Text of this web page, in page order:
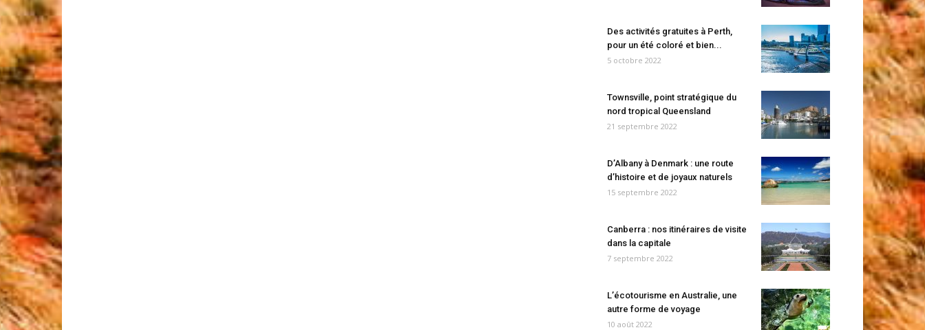
Des activités gratuites à Perth,
pour un été coloré et bien...
5 octobre 2022
Townsville, point stratégique du
nord tropical Queensland
21 septembre 2022
D’Albany à Denmark : une route
d’histoire et de joyaux naturels
15 septembre 2022
Canberra : nos itinéraires de visite
dans la capitale
7 septembre 2022
L’écotourisme en Australie, une
autre forme de voyage
10 août 2022